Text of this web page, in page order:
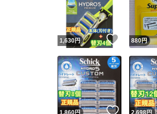
1,630円 いいね！
880円
1,860円 いいね！
2,698円